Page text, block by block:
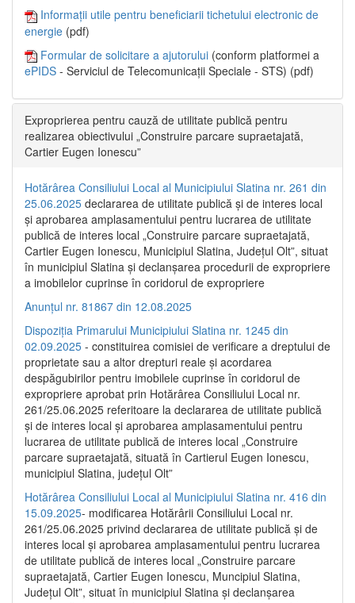
Informații utile pentru beneficiarii tichetului electronic de
energie (pdf)
Formular de solicitare a ajutorului (conform platformei a
ePIDS - Serviciul de Telecomunicații Speciale - STS) (pdf)
Exproprierea pentru cauză de utilitate publică pentru
realizarea obiectivului „Construire parcare supraetajată,
Cartier Eugen Ionescu”
Hotărârea Consiliului Local al Municipiului Slatina nr. 261 din
25.06.2025 declararea de utilitate publică și de interes local
și aprobarea amplasamentului pentru lucrarea de utilitate
publică de interes local „Construire parcare supraetajată,
Cartier Eugen Ionescu, Municipiul Slatina, Județul Olt”, situat
în municipiul Slatina și declanșarea procedurii de expropriere
a imobilelor cuprinse în coridorul de expropriere
Anunțul nr. 81867 din 12.08.2025
Dispoziția Primarului Municipiului Slatina nr. 1245 din
02.09.2025 - constituirea comisiei de verificare a dreptului de
proprietate sau a altor drepturi reale și acordarea
despăgubirilor pentru imobilele cuprinse în coridorul de
expropriere aprobat prin Hotărârea Consiliului Local nr.
261/25.06.2025 referitoare la declararea de utilitate publică
și de interes local și aprobarea amplasamentului pentru
lucrarea de utilitate publică de interes local „Construire
parcare supraetajată, situată în Cartierul Eugen Ionescu,
municipiul Slatina, județul Olt”
Hotărârea Consiliului Local al Municipiului Slatina nr. 416 din
15.09.2025- modificarea Hotărârii Consiliului Local nr.
261/25.06.2025 privind declararea de utilitate publică și de
interes local și aprobarea amplasamentului pentru lucrarea
de utilitate publică de interes local „Construire parcare
supraetajată, Cartier Eugen Ionescu, Muncipiul Slatina,
Județul Olt”, situat în municipiul Slatina și declanșarea